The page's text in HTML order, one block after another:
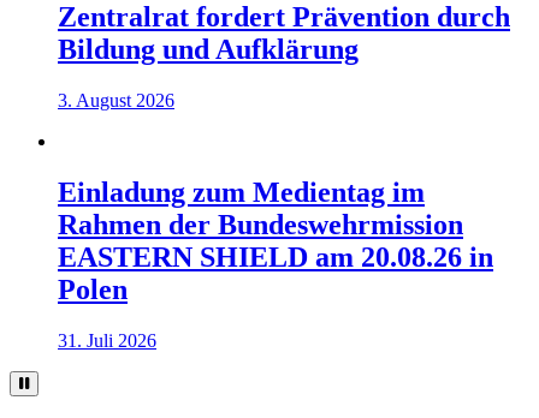
Zentralrat fordert Prävention durch
Bildung und Aufklärung
3. August 2026
Einladung zum Medientag im
Rahmen der Bundeswehrmission
EASTERN SHIELD am 20.08.26 in
Polen
31. Juli 2026